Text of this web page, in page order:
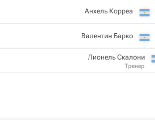
Анхель Корреа
Валентин Барко
Лионель Скалони
Тренер